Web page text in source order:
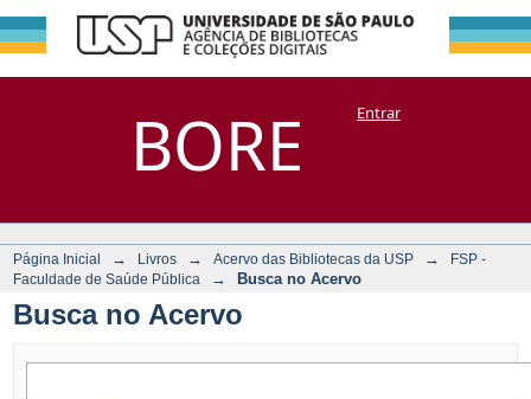
BORE
Busca no Acervo
DSpace/Manakin + CoriscoEntrar
Página Inicial → Livros → Acervo das Bibliotecas da USP →
FSP -
Faculdade de Saúde Pública
→ Busca no Acervo
Busca no Acervo